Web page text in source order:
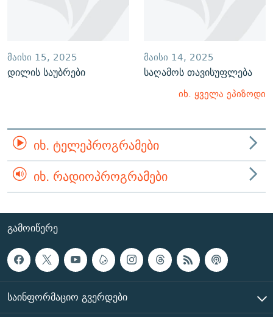
ᲛᲐᲘᲡᲘ 15, 2025
დილის საუბრები
ᲛᲐᲘᲡᲘ 14, 2025
საღამოს თავისუფლება
იხ. ყველა ეპიზოდი
ᲘᲮ. ᲢᲔᲚᲔᲞᲠᲝᲒᲠᲐᲛᲔᲑᲘ
ᲘᲮ. ᲠᲐᲓᲘᲝᲞᲠᲝᲒᲠᲐᲛᲔᲑᲘ
ᲒᲐᲛᲝᲘᲬᲔᲠᲔ
ᲡᲐᲘᲜᲤᲝᲠᲛᲐᲪᲘᲝ ᲒᲕᲔᲠᲓᲔᲑᲘ